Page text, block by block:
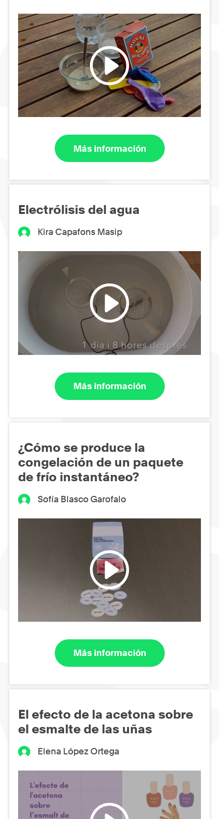
Más información
Electrólisis del agua
Kira Capafons Masip
Más información
¿Cómo se produce la
congelación de un paquete
de frío instantáneo?
Sofía Blasco Garofalo
Más información
El efecto de la acetona sobre
el esmalte de las uñas
Elena López Ortega